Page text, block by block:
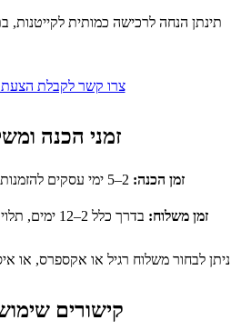
תינתן הנחה לרכישה כמותית לקייטנות,
צרו קשר לקבלת הצעת
זמני הכנה
זמן הכנה:
זמן משלוח: בדרך כלל 2–12 ימים, תלוי בסוג המשלוח והיעד.
ניתן לבחור משלוח רגיל או אקספרס, או
קישורים